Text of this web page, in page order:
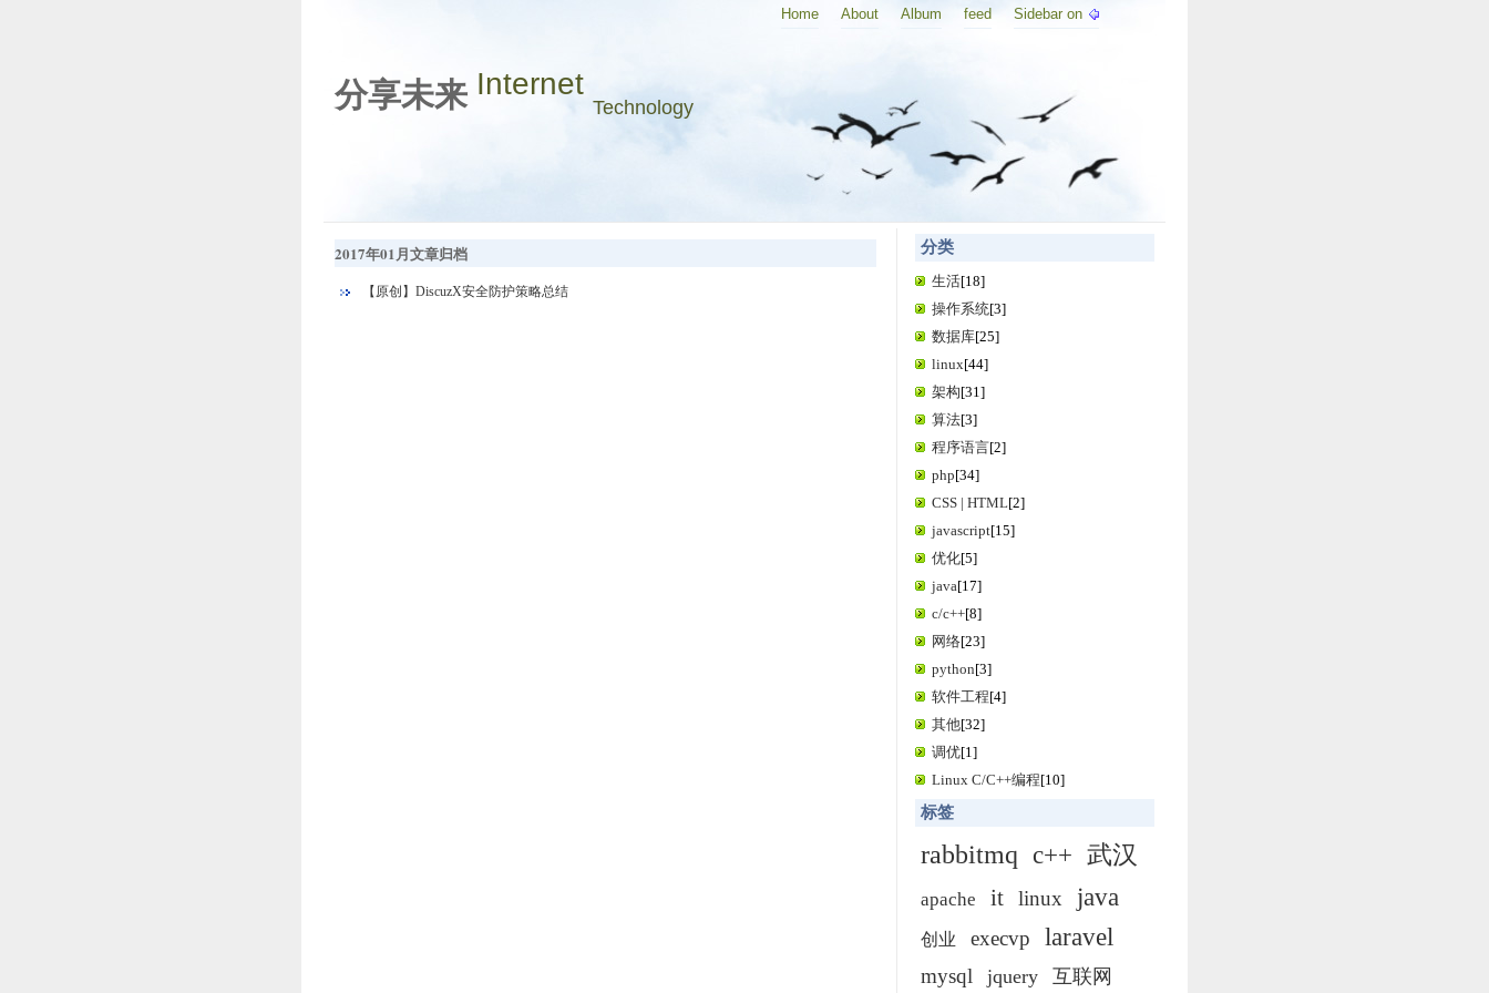
分享未来 Internet
Technology
Home About Album feed Sidebar on
2017年01月文章归档
【原创】DiscuzX安全防护策略总结
分类
生活[18]
操作系统[3]
数据库[25]
linux[44]
架构[31]
算法[3]
程序语言[2]
php[34]
CSS | HTML[2]
javascript[15]
优化[5]
java[17]
c/c++[8]
网络[23]
python[3]
软件工程[4]
其他[32]
调优[1]
Linux C/C++编程[10]
标签
rabbitmq c++ 武汉
apache it linux java
创业 execvp laravel
mysql jquery 互联网